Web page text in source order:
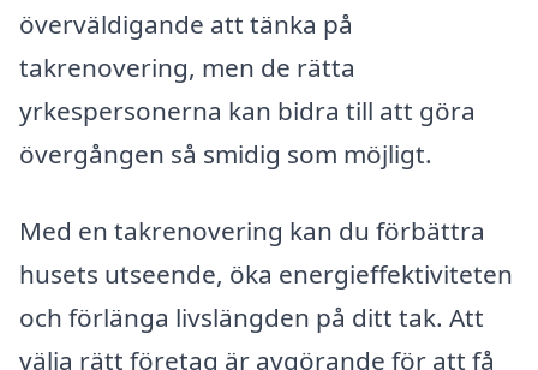
överväldigande att tänka på
takrenovering, men de rätta
yrkespersonerna kan bidra till att göra
övergången så smidig som möjligt.
Med en takrenovering kan du förbättra
husets utseende, öka energieffektiviteten
och förlänga livslängden på ditt tak. Att
välja rätt företag är avgörande för att få